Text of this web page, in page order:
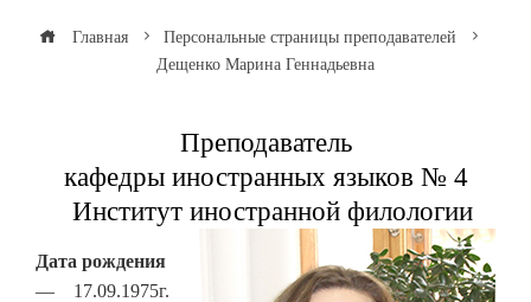
Главная
Персональные страницы преподавателей
Дещенко Марина Геннадьевна
Преподаватель
кафедры иностранных языков № 4
Институт иностранной филологии
Дата рождения
— 17.09.1975г.